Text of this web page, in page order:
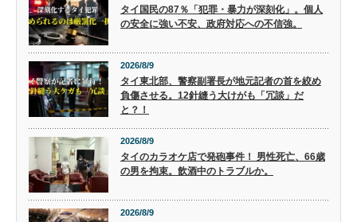
タイ国民の87％「犯罪・暴力が深刻化」。個人
の安全に強い不安、政府対応への不信強。
2026/8/9
タイ東北部、警察副署長が地元記者の首を絞め
負傷させる。12針縫う大けがも「冗談」だ
と？！
2026/8/9
タイのカラオケ店で発砲事件！ 男性死亡、66歳
の男を拘束。飲酒中のトラブルか。
2026/8/9